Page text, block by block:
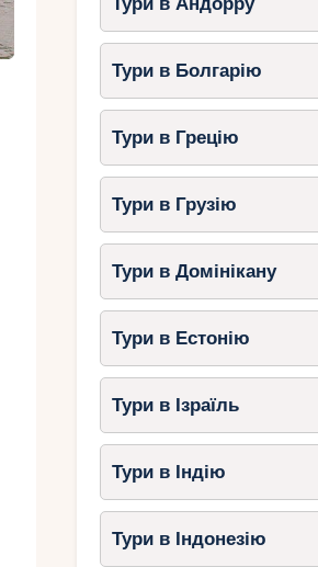
Тури в Болгарію
Тури в Грецію
Тури в Грузію
Тури в Домінікану
Тури в Естонію
Тури в Ізраїль
Тури в Індію
Тури в Індонезію